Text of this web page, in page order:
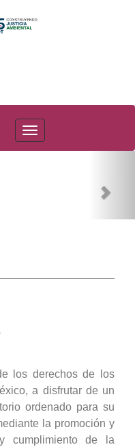
PAOT
los derechos de los
a disfrutar de un
ordenado para su
la promoción y
cumplimiento de la